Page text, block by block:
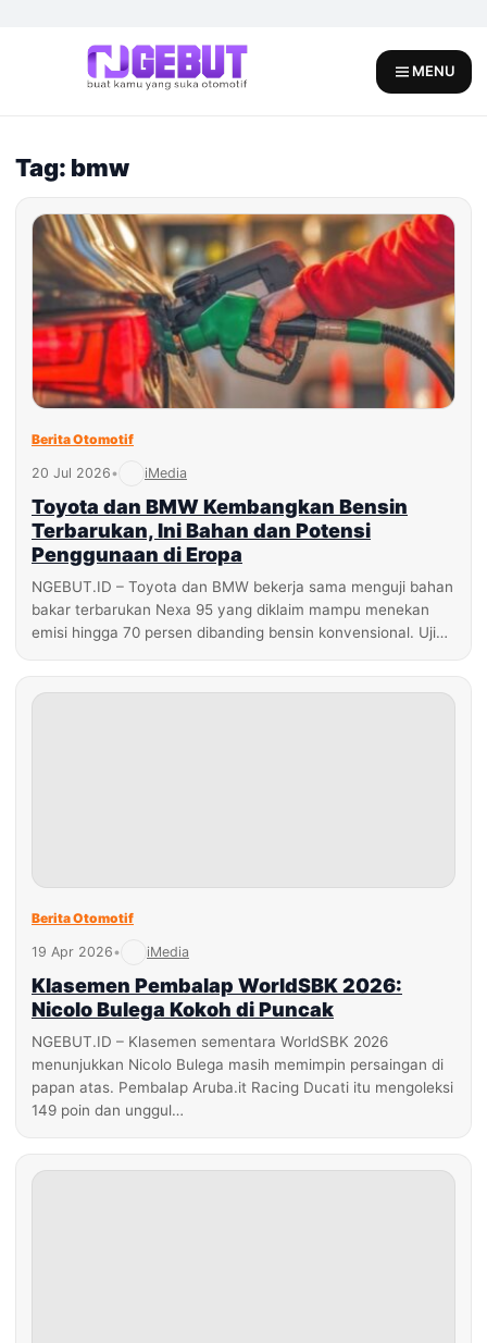
MENU
Tag: bmw
Berita Otomotif
20 Jul 2026• iMedia
Toyota dan BMW Kembangkan Bensin
Terbarukan, Ini Bahan dan Potensi
Penggunaan di Eropa
NGEBUT.ID – Toyota dan BMW bekerja sama menguji bahan
bakar terbarukan Nexa 95 yang diklaim mampu menekan
emisi hingga 70 persen dibanding bensin konvensional. Uji…
Berita Otomotif
19 Apr 2026• iMedia
Klasemen Pembalap WorldSBK 2026:
Nicolo Bulega Kokoh di Puncak
NGEBUT.ID – Klasemen sementara WorldSBK 2026
menunjukkan Nicolo Bulega masih memimpin persaingan di
papan atas. Pembalap Aruba.it Racing Ducati itu mengoleksi
149 poin dan unggul…